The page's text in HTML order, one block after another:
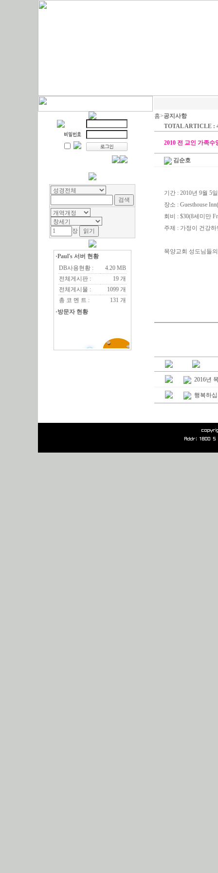
장
·Paul's 서버 현황
DB사용현황 :
4.20 MB
전체게시판 :
19 개
전체게시물 :
1099 개
총 코 멘 트 :
131 개
·방문자 현황
홈>공지사항
TOTAL ARTICLE :
2010 전 교인 가족수
김순호
기간 : 2010년 9월 5
장소 : Guesthouse
회비 : $30(8세미만
주제 : 가정이 건강
목양교회 성도님들
2016년
행복하